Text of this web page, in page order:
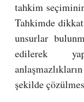
tahkim
Tahkimde
unsurlar
edilerek
şekilde